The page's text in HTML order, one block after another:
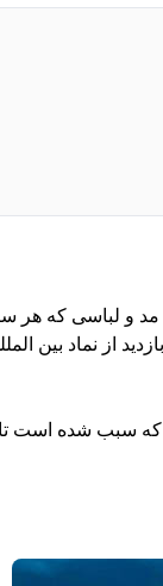
و لباسی که هر
از نماد بین
که سبب شده است تا